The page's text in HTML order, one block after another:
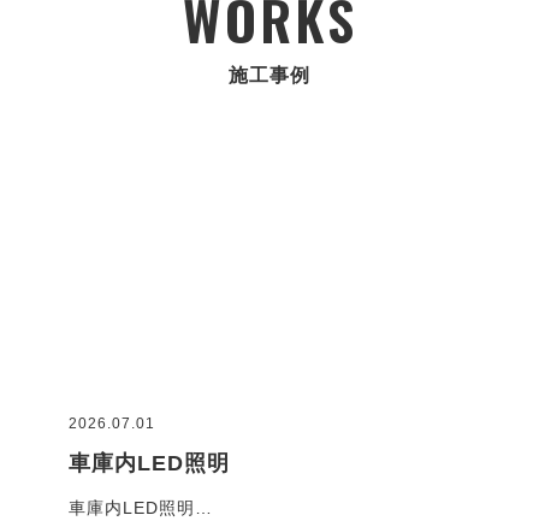
WORKS
施工事例
2026.07.01
車庫内LED照明
車庫内LED照明…